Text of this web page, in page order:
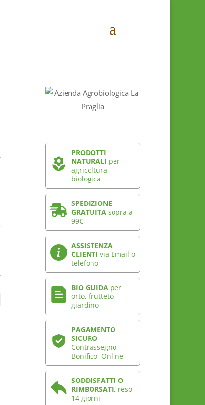
PRODOTTI
NATURALI per
agricoltura
biologica
SPEDIZIONE
GRATUITAsopra a
99€
ASSISTENZA
CLIENTI via Email o
telefono
BIO GUIDAper
orto, frutteto,
giardino
PAGAMENTO
SICURO
Contrassegno,
Bonifico, Online
SODDISFATTI O
RIMBORSATI, reso
14 giorni